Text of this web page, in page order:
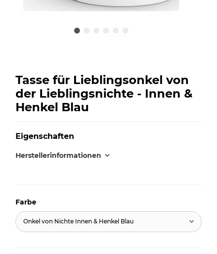
Tasse für Lieblingsonkel von
der Lieblingsnichte - Innen &
Henkel Blau
Eigenschaften
Herstellerinformationen
Farbe
Onkel von Nichte Innen & Henkel Blau